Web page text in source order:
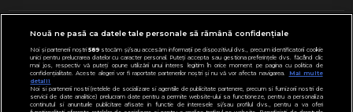
Doresc un copil Adoptia Probleme cu sarcina
Urmeaza sa nasc Probleme alaptare Bebe plange
Bebe febra Caut bona Cresa, Gradinta
Mergem la scoala Copil bolnav Copii cu nevoi speciale
Nouă ne pasă ca datele tale personale să rămână confidențiale
Noi și partenerii noștri589stocăm și/sau accesăm informații pe dispozitivul dvs., precum identificatorii cookie
unici pentru prelucrarea datelor cu caracter personal. Puteți accepta sau gestiona preferințele dvs. făcând clic
mai jos, respectiv vă puteți opune utilizării unui interes legitim în orice moment pe pagina cu politica de
confidențialitate. Aceste alegeri vor fi raportate partenerilor noștri și nu vă vor afecta navigarea.
Mai multe
detalii
Noi si partenerii nostri (retelele de socializare si agentiile de publicitate partenere, precum si furnizorii nostri de
servicii de date analitice) prelucram date pentru a permite website-ului sa functioneze, pentru a personaliza
continutul si anunturile publicitare afisate in functie de interesele si/sau profilul dvs., pentru a va oferi